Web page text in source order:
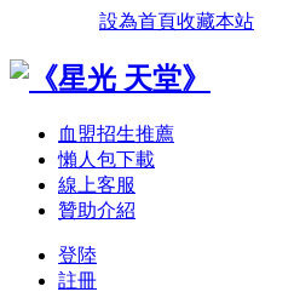
設為首頁收藏本站
血盟招生推薦
懶人包下載
線上客服
贊助介紹
登陸
註冊